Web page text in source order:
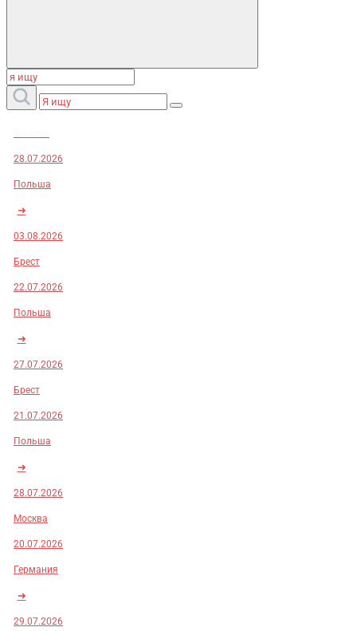
28.07.2026
Польша
➜
03.08.2026
Брест
22.07.2026
Польша
➜
27.07.2026
Брест
21.07.2026
Польша
➜
28.07.2026
Москва
20.07.2026
Германия
➜
29.07.2026